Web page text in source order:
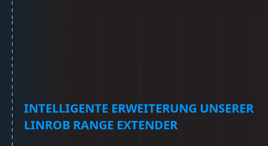
INTELLIGENTE ERWEITERUNG UNSERER
LINROB RANGE EXTENDER